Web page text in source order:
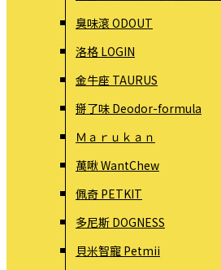
臭味滾 ODOUT
洛格 LOGIN
金牛座 TAURUS
掰了味 Deodor-formula
Ｍａｒｕｋａｎ
萬啾 WantChew
佩奇 PETKIT
多尼斯 DOGNESS
貝米智寵 Petmii